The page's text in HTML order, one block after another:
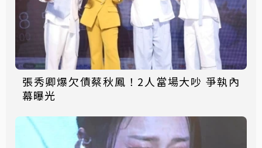
張秀卿爆欠債蔡秋鳳！2人當場大吵 爭執內
幕曝光